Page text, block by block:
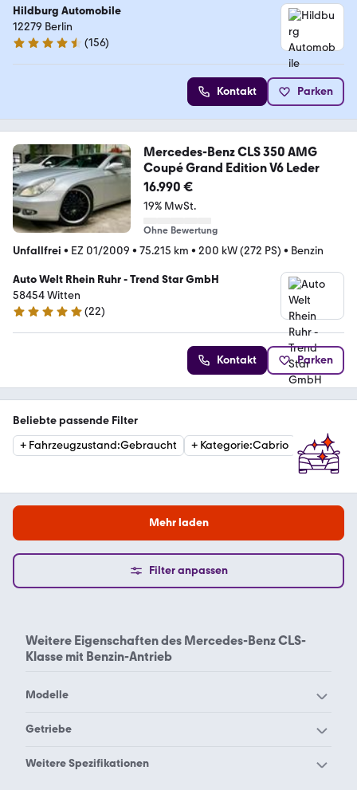
Hildburg Automobile
12279 Berlin
4.7 Sterne
(156)
Kontakt Parken
Mercedes-Benz CLS 350 AMG
Coupé Grand Edition V6 Leder
16.990 €
19% MwSt.
Ohne Bewertung
Unfallfrei • EZ 01/2009 • 75.215 km • 200 kW (272 PS) • Benzin
Auto Welt Rhein Ruhr - Trend Star GmbH
58454 Witten
4.9 Sterne
(22)
Kontakt Parken
Beliebte passende Filter
+ Fahrzeugzustand:Gebraucht + Kategorie:Cabrio +Getriebe
Mehr laden
Filter anpassen
Weitere Eigenschaften des Mercedes-Benz CLS-
Klasse mit Benzin-Antrieb
Modelle
Mercedes-Benz 190
Getriebe
Mercedes-Benz CLS-
Weitere Spezifikationen